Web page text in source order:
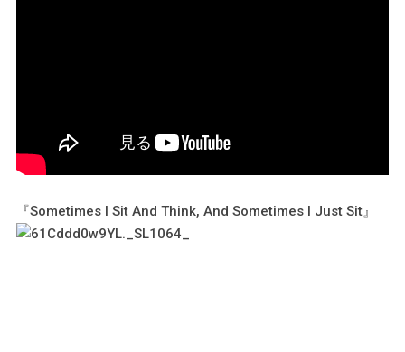
『Sometimes I Sit And Think, And Sometimes I Just Sit』